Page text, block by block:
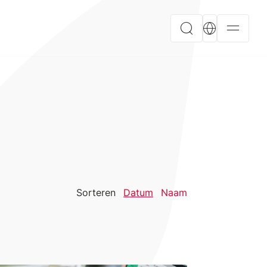
Sorteren Datum Naam